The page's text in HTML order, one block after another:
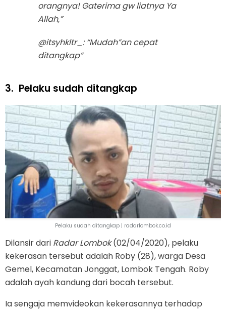
orangnya! Gaterima gw liatnya Ya
Allah,”
@itsyhkltr_: “Mudah”an cepat
ditangkap”
3. Pelaku sudah ditangkap
Pelaku sudah ditangkap | radarlombok.co.id
Dilansir dari Radar Lombok(02/04/2020), pelaku
kekerasan tersebut adalah Roby (28), warga Desa
Gemel, Kecamatan Jonggat, Lombok Tengah. Roby
adalah ayah kandung dari bocah tersebut.
Ia sengaja memvideokan kekerasannya terhadap